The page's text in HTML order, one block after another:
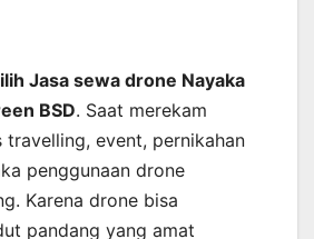
Jasa sewa drone Nayaka
BSD. Saat merekam
travelling, event, pernikahan
penggunaan drone
Karena drone bisa
pandang yang amat